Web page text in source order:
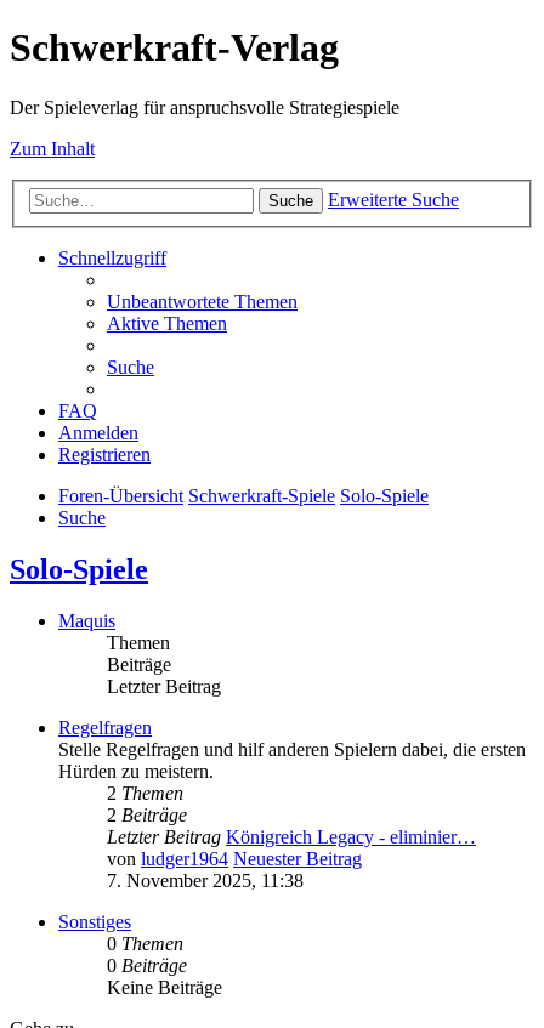
Schwerkraft-Verlag
Der Spieleverlag für anspruchsvolle Strategiespiele
Zum Inhalt
Suche Erweiterte Suche
Schnellzugriff
Unbeantwortete Themen
Aktive Themen
Suche
FAQ
Anmelden
Registrieren
Foren-Übersicht Schwerkraft-Spiele Solo-Spiele
Suche
Solo-Spiele
Maquis
Themen
Beiträge
Letzter Beitrag
Regelfragen
Stelle Regelfragen und hilf anderen Spielern dabei, die ersten
Hürden zu meistern.
2 Themen
2 Beiträge
Letzter Beitrag Königreich Legacy - eliminier…
von ludger1964 Neuester Beitrag
7. November 2025, 11:38
Sonstiges
0 Themen
0 Beiträge
Keine Beiträge